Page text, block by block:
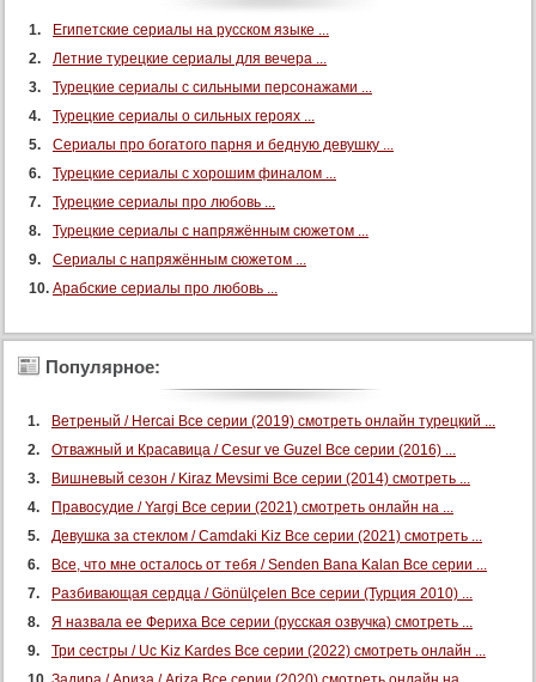
59 серия
60 серия
61 серия
62 серия
66 серия
67 серия
69 серия
70 серия
71 серия
72 серия
75 серия
Египетские сериалы на русском языке ...
Летние турецкие сериалы для вечера ...
Турецкие сериалы с сильными персонажами ...
Турецкие сериалы о сильных героях ...
Сериалы про богатого парня и бедную девушку ...
Турецкие сериалы с хорошим финалом ...
Турецкие сериалы про любовь ...
Турецкие сериалы с напряжённым сюжетом ...
Сериалы с напряжённым сюжетом ...
Арабские сериалы про любовь ...
Популярное:
Ветреный / Hercai Все серии (2019) смотреть онлайн турецкий ...
Отважный и Красавица / Cesur ve Guzel Все серии (2016) ...
Вишневый сезон / Kiraz Mevsimi Все серии (2014) смотреть ...
Правосудие / Yargi Все серии (2021) смотреть онлайн на ...
Девушка за стеклом / Camdaki Kiz Все серии (2021) смотреть ...
Все, что мне осталось от тебя / Senden Bana Kalan Все серии ...
Разбивающая сердца / Gönülçelen Все серии (Турция 2010) ...
Я назвала ее Фериха Все серии (русская озвучка) смотреть ...
Три сестры / Uc Kiz Kardes Все серии (2022) смотреть онлайн ...